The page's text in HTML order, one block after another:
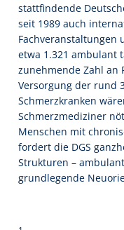
stattfindende
seit 1989 auch
Fachveranstaltungen
etwa 1.321 ambulant
zunehmende Zahl an
Versorgung der rund
Schmerzkranken
Schmerzmediziner
Menschen mit
fordert die DGS
Strukturen –
grundlegende